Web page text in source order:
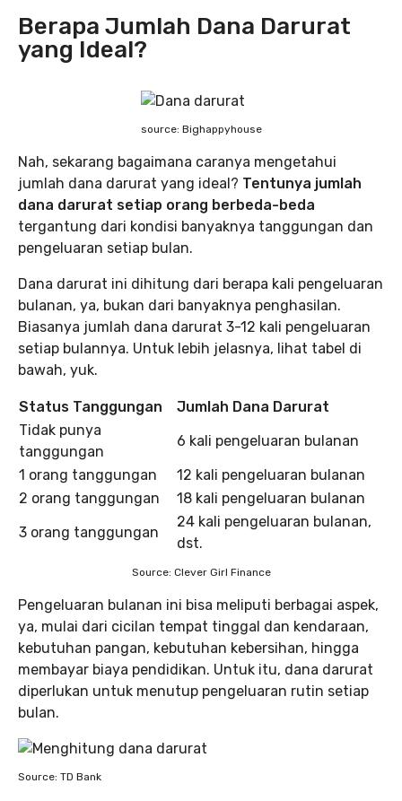
Berapa Jumlah Dana Darurat
yang Ideal?
source: Bighappyhouse
Nah, sekarang bagaimana caranya mengetahui
jumlah dana darurat yang ideal? Tentunya jumlah
dana darurat setiap orang berbeda-beda
tergantung dari kondisi banyaknya tanggungan dan
pengeluaran setiap bulan.
Dana darurat ini dihitung dari berapa kali pengeluaran
bulanan, ya, bukan dari banyaknya penghasilan.
Biasanya jumlah dana darurat 3-12 kali pengeluaran
setiap bulannya. Untuk lebih jelasnya, lihat tabel di
bawah, yuk.
Status Tanggungan
Jumlah Dana Darurat
Tidak punya
tanggungan
6 kali pengeluaran bulanan
1 orang tanggungan
12 kali pengeluaran bulanan
2 orang tanggungan
18 kali pengeluaran bulanan
3 orang tanggungan
24 kali pengeluaran bulanan,
dst.
Source: Clever Girl Finance
Pengeluaran bulanan ini bisa meliputi berbagai aspek,
ya, mulai dari cicilan tempat tinggal dan kendaraan,
kebutuhan pangan, kebutuhan kebersihan, hingga
membayar biaya pendidikan. Untuk itu, dana darurat
diperlukan untuk menutup pengeluaran rutin setiap
bulan.
Source: TD Bank